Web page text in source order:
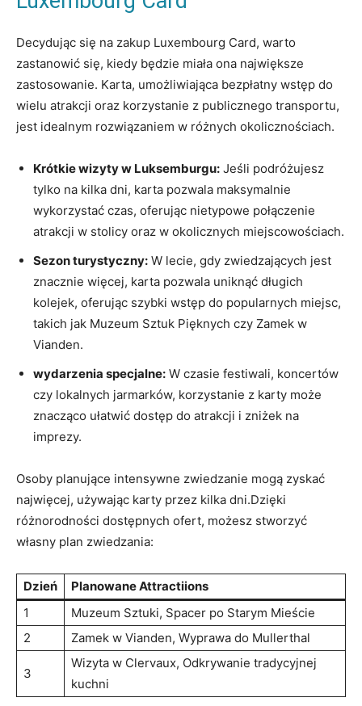
Decydując się na zakup Luxembourg⁤ Card, ⁤warto
zastanowić się, kiedy będzie miała ona największe
⁢zastosowanie. Karta, umożliwiająca bezpłatny wstęp do ​
wielu atrakcji oraz⁣ korzystanie z publicznego transportu,
‍jest idealnym rozwiązaniem⁢ w różnych okolicznościach.
Krótkie wizyty w Luksemburgu: Jeśli podróżujesz
tylko na kilka⁤ dni, karta‌ pozwala maksymalnie
wykorzystać czas, oferując⁣ nietypowe połączenie
atrakcji w stolicy oraz w okolicznych miejscowościach.
Sezon turystyczny: W lecie, gdy zwiedzających jest
znacznie więcej, karta pozwala uniknąć długich
kolejek,⁤ oferując szybki ‍wstęp do popularnych miejsc,
‍takich jak Muzeum Sztuk ⁢Pięknych czy‌ Zamek w
Vianden.
wydarzenia specjalne: W⁣ czasie‍ festiwali, koncertów
czy lokalnych ‌jarmarków, ⁤korzystanie‌ z⁤ karty może
znacząco ułatwić dostęp ‌do atrakcji i zniżek na
imprezy.
Osoby planujące intensywne zwiedzanie mogą zyskać
najwięcej, używając karty przez kilka dni.Dzięki
różnorodności dostępnych ofert, ​możesz stworzyć⁤
własny plan zwiedzania:
Dzień
Planowane Attractiions
1
Muzeum Sztuki, Spacer po Starym Mieście
2
Zamek w Vianden, Wyprawa do Mullerthal
3
Wizyta w Clervaux, Odkrywanie tradycyjnej
⁤kuchni